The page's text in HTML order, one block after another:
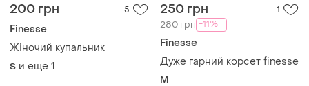
200 грн 5
Finesse
Жіночий купальник
S и еще 1
250 грн 1
280 грн -11%
Finesse
Дуже гарний корсет finesse
M